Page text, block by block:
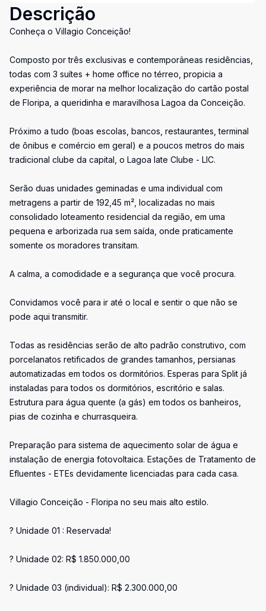
Descrição
Conheça o Villagio Conceição!
Composto por três exclusivas e contemporâneas residências,
todas com 3 suítes + home office no térreo, propicia a
experiência de morar na melhor localização do cartão postal
de Floripa, a queridinha e maravilhosa Lagoa da Conceição.
Próximo a tudo (boas escolas, bancos, restaurantes, terminal
de ônibus e comércio em geral) e a poucos metros do mais
tradicional clube da capital, o Lagoa Iate Clube - LIC.
Serão duas unidades geminadas e uma individual com
metragens a partir de 192,45 m², localizadas no mais
consolidado loteamento residencial da região, em uma
pequena e arborizada rua sem saída, onde praticamente
somente os moradores transitam.
A calma, a comodidade e a segurança que você procura.
Convidamos você para ir até o local e sentir o que não se
pode aqui transmitir.
Todas as residências serão de alto padrão construtivo, com
porcelanatos retificados de grandes tamanhos, persianas
automatizadas em todos os dormitórios. Esperas para Split já
instaladas para todos os dormitórios, escritório e salas.
Estrutura para água quente (a gás) em todos os banheiros,
pias de cozinha e churrasqueira.
Preparação para sistema de aquecimento solar de água e
instalação de energia fotovoltaica. Estações de Tratamento de
Efluentes - ETEs devidamente licenciadas para cada casa.
Villagio Conceição - Floripa no seu mais alto estilo.
? Unidade 01 : Reservada!
? Unidade 02: R$ 1.850.000,00
? Unidade 03 (individual): R$ 2.300.000,00